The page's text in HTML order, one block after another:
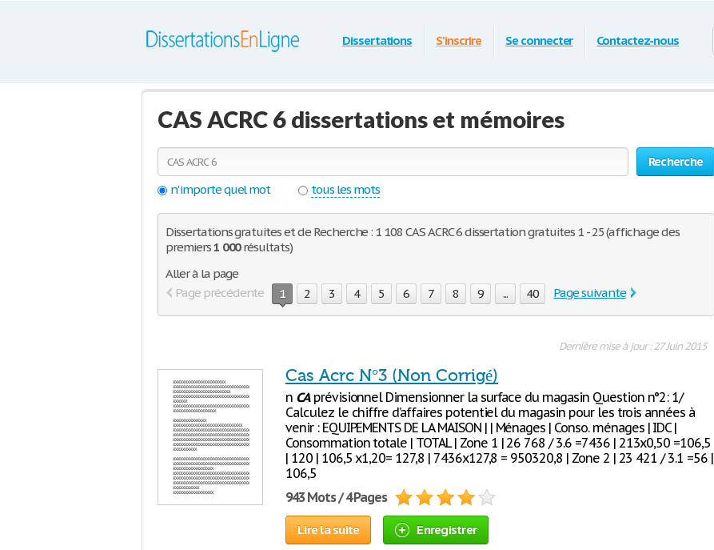
Dissertations S'inscrire Se connecter Contactez-nous
CAS ACRC 6 dissertations et mémoires
Recherche
n'importe quel mot
tous les mots
Dissertations gratuites et de Recherche : 1 108 CAS ACRC 6 dissertation gratuites 1 - 25 (affichage des
premiers1 000résultats)
Aller à la page
Page précédente
1 2 3 4 5 6 7 8 9 ... 40 Page suivante
Dernière mise à jour : 27 Juin 2015
Cas Acrc N°3 (Non Corrigé)
n CAprévisionnel Dimensionner la surface du magasin Question n°2: 1/
Calculez le chiffre d’affaires potentiel du magasin pour les trois années à
venir : EQUIPEMENTS DE LA MAISON | | Ménages | Conso. ménages | IDC |
Consommation totale | TOTAL | Zone 1 | 26 768 / 3.6 =7436 | 213x0,50 =106,5
| 120 | 106,5 x1,20= 127,8 | 7436x127,8 = 950320,8 | Zone 2 | 23 421 / 3.1 =56 |
106,5
943 Mots / 4 Pages
Lire la suite Enregistrer